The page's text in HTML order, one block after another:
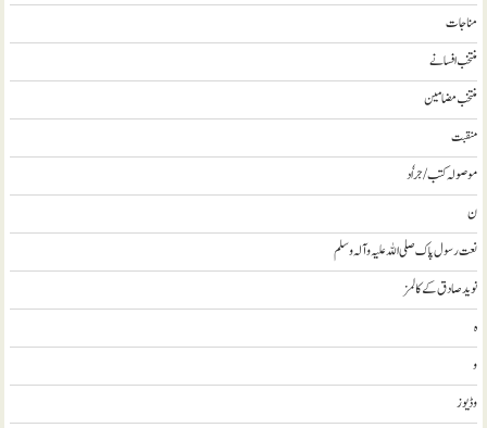
مناجات
منتخب افسانے
منتخب مضامين
منقبت
موصولہ کتب / جراٗد
ن
نعت رسول پاک صلی اللہ علیہ و آلہ وسلم
نويد صادق کے کالمز
ہ
و
وڈيوز